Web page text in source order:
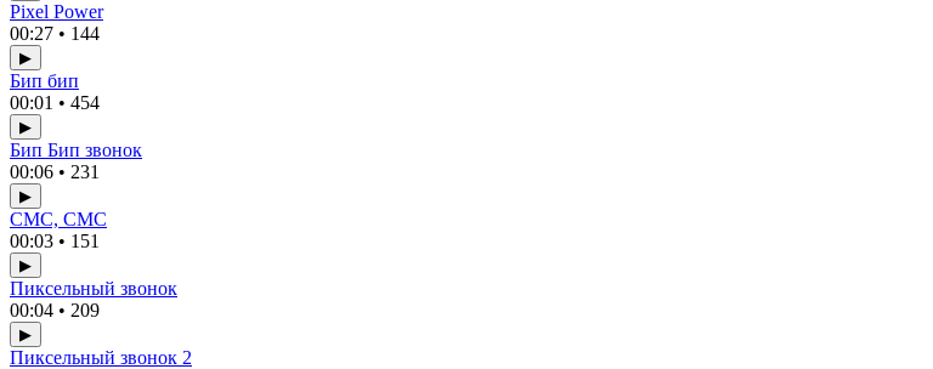
Pixel Power
00:27 • 144
▶
Бип бип
00:01 • 454
▶
Бип Бип звонок
00:06 • 231
▶
СМС, СМС
00:03 • 151
▶
Пиксельный звонок
00:04 • 209
▶
Пиксельный звонок 2